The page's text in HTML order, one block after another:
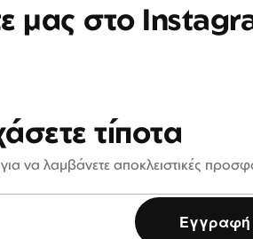
μας στο
τίποτα
να λαμβάνετε αποκλειστικές
Εγγραφή